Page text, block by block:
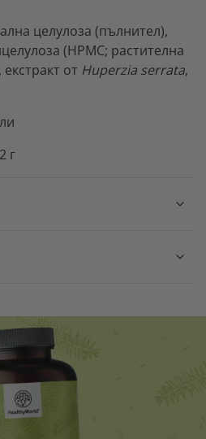
целулоза (пълнител),
(HPMC; растителна
от Huperzia serrata,
г